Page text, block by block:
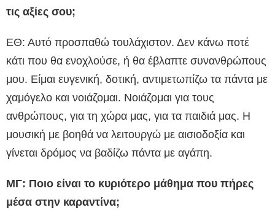
τις αξίες σου;
ΕΘ: Αυτό προσπαθώ τουλάχιστον. Δεν κάνω ποτέ
κάτι που θα ενοχλούσε, ή θα έβλαπτε συνανθρώπους
μου. Είμαι ευγενική, δοτική, αντιμετωπίζω τα πάντα με
χαμόγελο και νοιάζομαι. Νοιάζομαι για τους
ανθρώπους, για τη χώρα μας, για τα παιδιά μας. Η
μουσική με βοηθά να λειτουργώ με αισιοδοξία και
γίνεται δρόμος να βαδίζω πάντα με αγάπη.
ΜΓ: Ποιο είναι το κυριότερο μάθημα που πήρες
μέσα στην καραντίνα;